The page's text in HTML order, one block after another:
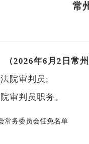
常
（2026年6月2日常
院审判员;
判员职务。
常务委员会任免名单